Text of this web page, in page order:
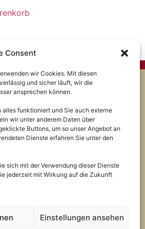
Consent
wir Cookies. Mit diesen
und sicher läuft, wir die
ansprechen können.
funktioniert und Sie auch externe
wir unter anderem Daten über
Buttons, um so unser Angebot an
Dienste erfahren Sie unter den
sich mit der Verwendung dieser Dienste
jederzeit mit Wirkung auf die Zukunft
Einstellungen ansehen